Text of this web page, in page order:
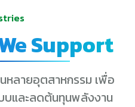
Support
นหลายอุตสาหกรรม เพื่อ
บและลดต้นทุนพลังงาน